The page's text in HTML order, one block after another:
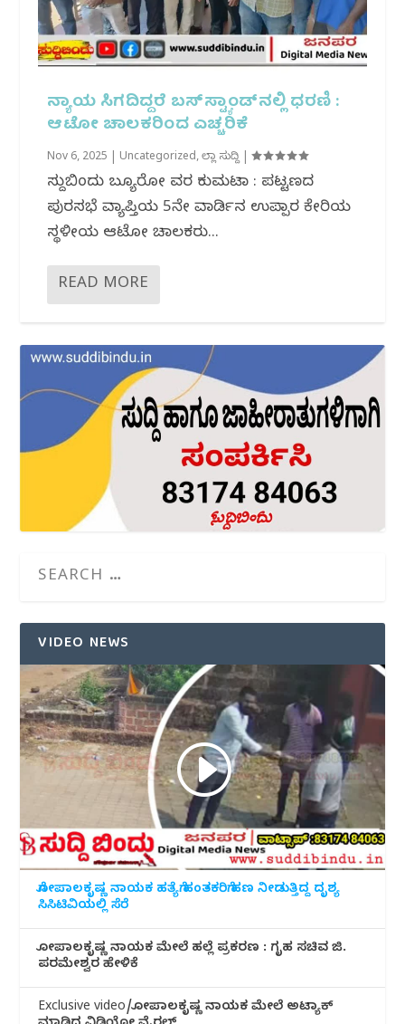
ನ್ಯಾಯ ಸಿಗದಿದ್ದರೆ ಬಸ್‌ಸ್ಟ್ಯಾಂಡ್‌ನಲ್ಲಿ ಧರಣಿ :
ಆಟೋ ಚಾಲಕರಿಂದ ಎಚ್ಚರಿಕೆ
Nov 6, 2025 Uncategorized,ಜಿಲ್ಲಾ ಸುದ್ದಿ |
ಸುದ್ದಿಬಿಂದು ಬ್ಯೂರೋ ವರದಿ ಕುಮಟಾ : ಪಟ್ಟಣದ
ಪುರಸಭೆ ವ್ಯಾಪ್ತಿಯ 5ನೇ ವಾರ್ಡಿನ ಉಪ್ಪಾರ ಕೇರಿಯ
ಸ್ಥಳೀಯ ಆಟೋ ಚಾಲಕರು...
READ MORE
VIDEO NEWS
ಗೋಪಾಲಕೃಷ್ಣ ನಾಯಕ ಹತ್ಯೆಗೆ ಹಂತಕರಿಗೆ ಹಣ ನೀಡುತ್ತಿದ್ದ ದೃಶ್ಯ
ಸಿಸಿಟಿವಿಯಲ್ಲಿ ಸೆರೆ
ಗೋಪಾಲಕೃಷ್ಣ ನಾಯಕ ಮೇಲೆ ಹಲ್ಲೆ ಪ್ರಕರಣ : ಗೃಹ ಸಚಿವ ಜಿ.
ಪರಮೇಶ್ವರ ಹೇಳಿಕೆ
Exclusive video/ಗೋಪಾಲಕೃಷ್ಣ ನಾಯಕ ಮೇಲೆ ಅಟ್ಯಾಕ್